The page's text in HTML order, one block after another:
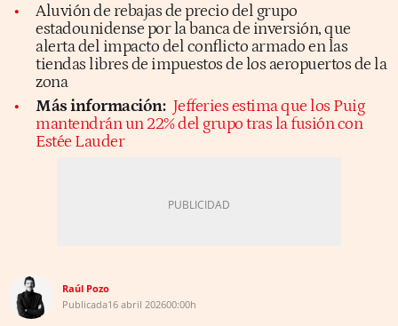
Aluvión de rebajas de precio del grupo
estadounidense por la banca de inversión, que
alerta del impacto del conflicto armado en las
tiendas libres de impuestos de los aeropuertos de la
zona
Más información: Jefferies estima que los Puig
mantendrán un 22% del grupo tras la fusión con
Estée Lauder
Raúl Pozo
Publicada16 abril 202600:00h